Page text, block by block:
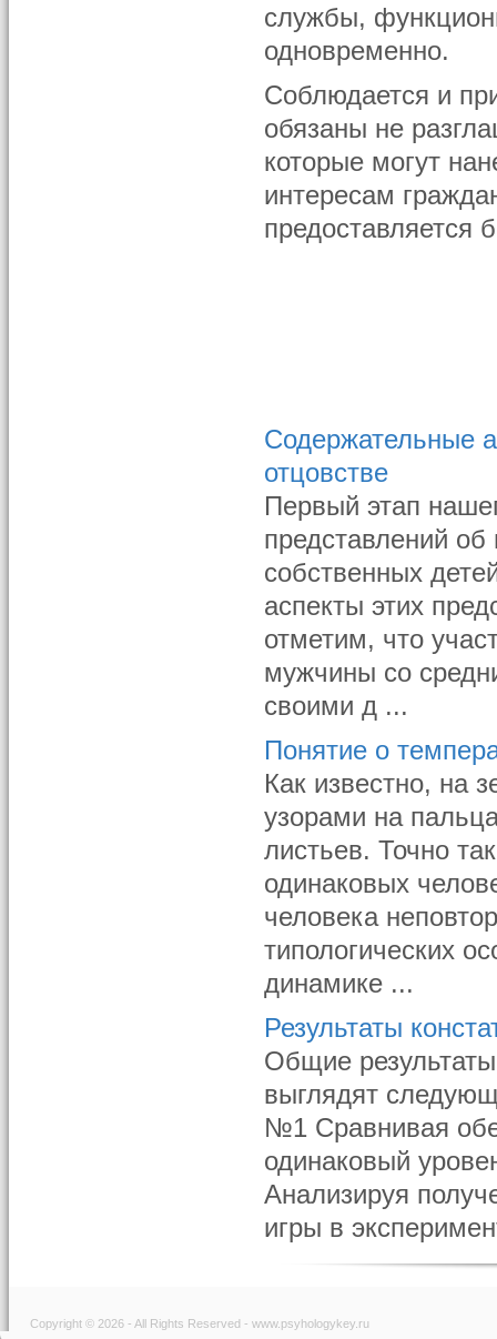
службы,
одновременно.
Соблюдается и
обязаны не
которые могут
интересам
предоставляется
Содержательные
отцовстве
Первый этап
представлений
собственных
аспекты этих
отметим, что
мужчины со
своими д ...
Понятие о
Как известно, на
узорами на
листьев. Точно
одинаковых
человека
типологических
динамике ...
Результаты
Общие
выглядят
№1 Сравнивая
одинаковый
Анализируя
игры в
Copyright © 2026 - All Rights Reserved - www.psyhologykey.ru